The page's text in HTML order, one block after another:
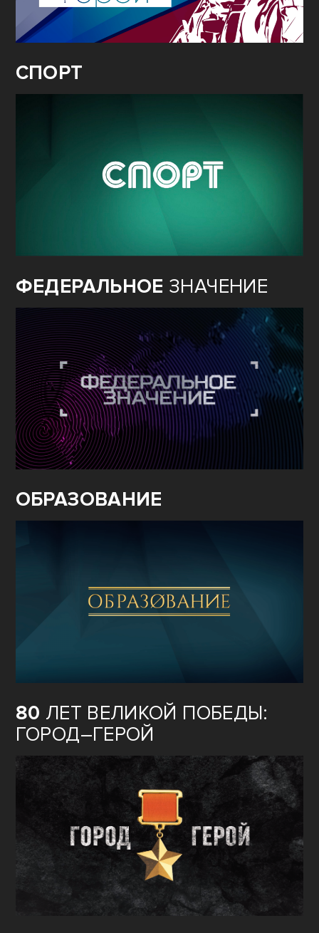
СПОРТ
ФЕДЕРАЛЬНОЕ ЗНАЧЕНИЕ
ОБРАЗОВАНИЕ
80 ЛЕТ ВЕЛИКОЙ ПОБЕДЫ:
ГОРОД–ГЕРОЙ